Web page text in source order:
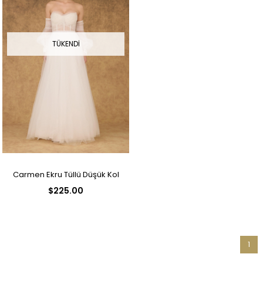
TÜKENDI
Carmen Ekru Tüllü Düşük Kol
$225.00
1